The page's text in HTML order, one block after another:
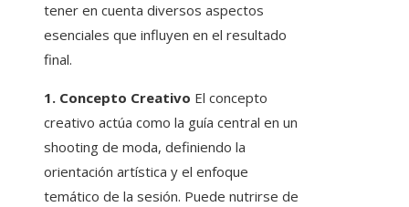
tener en cuenta diversos aspectos
esenciales que influyen en el resultado
final.
1. Concepto Creativo El concepto
creativo actúa como la guía central en un
shooting de moda, definiendo la
orientación artística y el enfoque
temático de la sesión. Puede nutrirse de